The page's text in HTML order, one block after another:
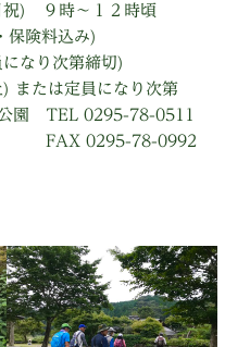
) ９時～１２時頃
険料込み)
なり次第締切)
たは定員になり次第
園 TEL 0295-78-0511
78-0992